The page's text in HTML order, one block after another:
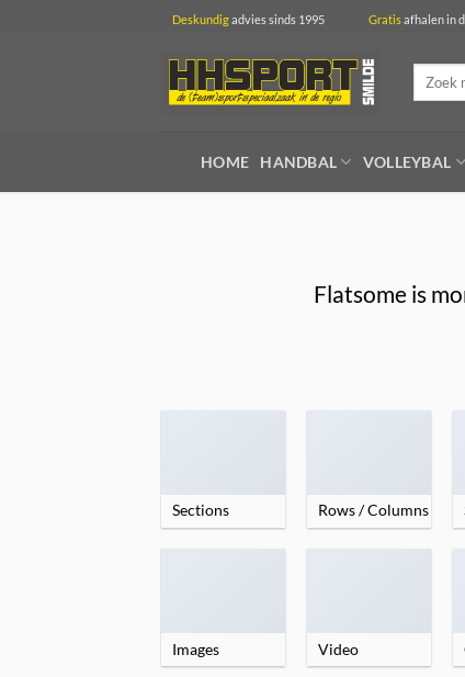
Deskundig advies sinds 1995 Gratis afhalen
Zoeken
HOME HANDBAL VOLLEYBAL
Flatsome is
Sections Rows / Columns
Images Video